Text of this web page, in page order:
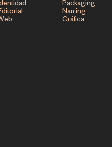
Packaging
Naming
Gráfica